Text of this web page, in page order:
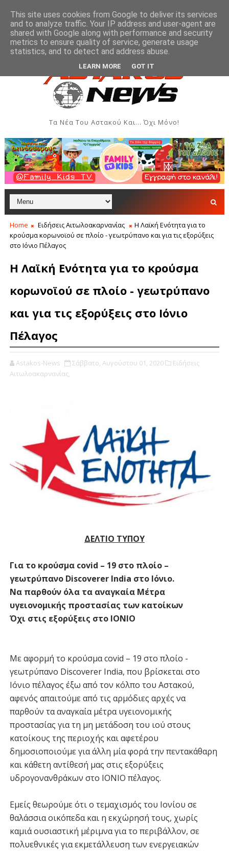
- Αύγουστος 2026 ΑΣΤΑΚΌΣ Όρθρος και Θεία
Τα Νέα Του Αστακού Και... Όχι Μόνο!
Home Ειδήσεις Αιτωλοακαρνανίας
Η Λαϊκή Ενότητα για το
κρούσμα κορωνοϊού σε πλοίο - γεωτρύπανο και για τις εξορύξεις
στο Ιόνιο Πέλαγος
Η Λαϊκή Ενότητα για το κρούσμα
κορωνοϊού σε πλοίο - γεωτρύπανο
και για τις εξορύξεις στο Ιόνιο
Πέλαγος
Astakos-News Σάββατο, Αυγούστου 01, 2020
Ειδήσεις
Αιτωλοακαρνανίας,
ΔΕΛΤΙΟ ΤΥΠΟΥ
Για το κρούσμα covid – 19 στο πλοίο –
γεωτρύπανο Discoverer India στο Ιόνιο.
Να παρθούν όλα τα αναγκαία Μέτρα
υγειονομικής προστασίας των κατοίκων
Όχι στις εξορύξεις στο ΙΟΝΙΟ
Με αφορμή το κρούσμα covid – 19 στο πλοίο -
γεωτρύπανο Discoverer India, που βρίσκεται στο
Ιόνιο πέλαγος έξω από τον κόλπο του Αστακού,
αφενός απαιτούμε από τις αρμόδιες αρχές να
παρθούν τα αναγκαία μέτρα υγειονομικής
προστασίας για τη μη μετάδοση του ιού στους
κατοίκους της περιοχής και αφετέρου
δημοσιοποιούμε για άλλη μία φορά την πεντακάθαρη
και κάθετη αντίθεσή μας στις εξορύξεις
υδρογονανθράκων στο ΙΟΝΙΟ πέλαγος.
Εμείς θεωρούμε ότι ο τεμαχισμός του Ιονίου σε
θαλάσσια οικόπεδα και η εκχώρησή τους, χωρίς
καμιά ουσιαστική μέριμνα για το περιβάλλον, σε
πολυεθνικές για εκμετάλλευση των ενεργειακών
This site uses cookies from Google to deliver its services
and to analyze traffic. Your IP address and user-agent are
shared with Google along with performance and security
metrics to ensure quality of service, generate usage
statistics, and to detect and address abuse.
LEARN MORE GOT IT